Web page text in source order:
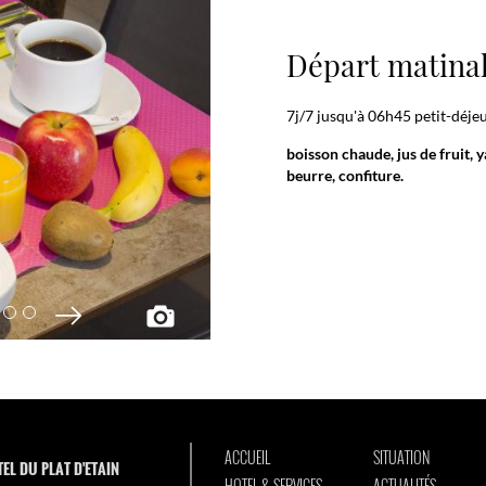
Départ
7j/7 jusqu'à 06h45 petit-
boisson chaude, jus de fruit,
beurre, confiture.
DU PLAT D'ETAIN
ACCUEIL
SITUATION